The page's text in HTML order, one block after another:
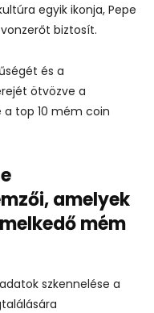
egyik ikonja, Pepe
biztosít.
és a
ötvözve a
a top 10 mém coin
amelyek
mém
szkennelése a